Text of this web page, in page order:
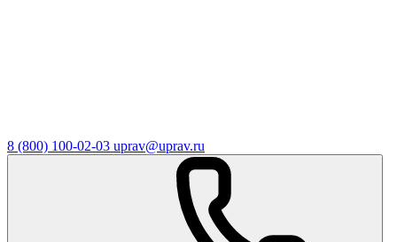
8 (800) 100-02-03 uprav@uprav.ru